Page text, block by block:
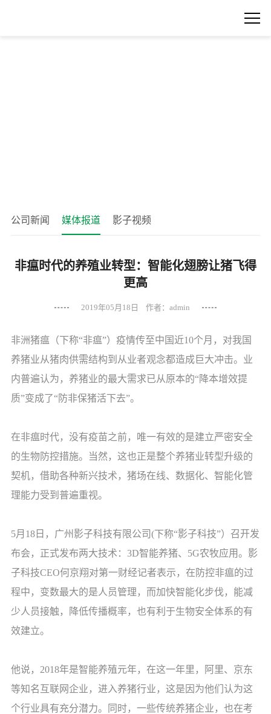
公司新闻 媒体报道 影子视频
非瘟时代的养殖业转型：智能化翅膀让猪飞得
更高
2019年05月18日 作者：admin
非洲猪瘟（下称“非瘟”）疫情传至中国近10个月，对我国
养猪业从猪肉供需结构到从业者观念都造成巨大冲击。业
内普遍认为，养猪业的最大需求已从原本的“降本增效提
质”变成了“防非保猪活下去”。
在非瘟时代，没有疫苗之前，唯一有效的是建立严密安全
的生物防控措施。当然，这也正是整个养猪业转型升级的
契机，借助各种新兴技术，猪场在线、数据化、智能化管
理能力受到普遍重视。
5月18日，广州影子科技有限公司(下称“影子科技”）召开发
布会，正式发布两大技术：3D智能养猪、5G农牧应用。影
子科技CEO何京翔对第一财经记者表示，在防控非瘟的过
程中，变数最大的是人员管理，而加快智能化步伐，能减
少人员接触，降低传播概率，也有利于生物安全体系的有
效建立。
他说，2018年是智能养殖元年，在这一年里，阿里、京东
等知名互联网企业，进入养猪行业，这是因为他们认为这
个行业具有充分潜力。同时，一些传统养猪企业，也在考